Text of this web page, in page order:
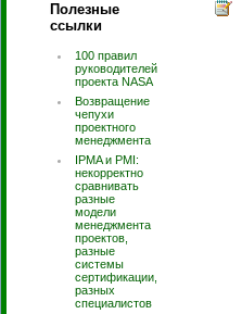
Полезные
ссылки
100 правил
руководителей
проекта NASA
Возвращение
чепухи
проектного
менеджмента
IPMA и PMI:
некорректно
сравнивать
разные
модели
менеджмента
проектов,
разные
системы
сертификации,
разных
специалистов